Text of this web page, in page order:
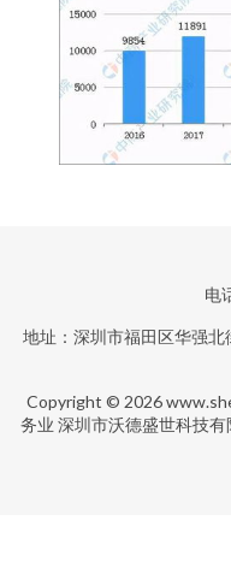
电
地址：深圳市福田区华强
Copyright © 2026
务业 深圳市沃德盛世科技有